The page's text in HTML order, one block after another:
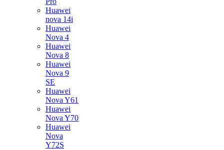
Huawei
nova 14i
Huawei
Nova 4
Huawei
Nova 8
Huawei
Nova 9
SE
Huawei
Nova Y61
Huawei
Nova Y70
Huawei
Nova
Y72S